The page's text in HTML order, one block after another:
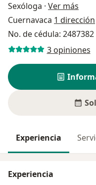
Sexóloga · Ver más
Cuernavaca 1 dirección
No. de cédula: 2487382
3 opiniones
Experiencia
Experiencia